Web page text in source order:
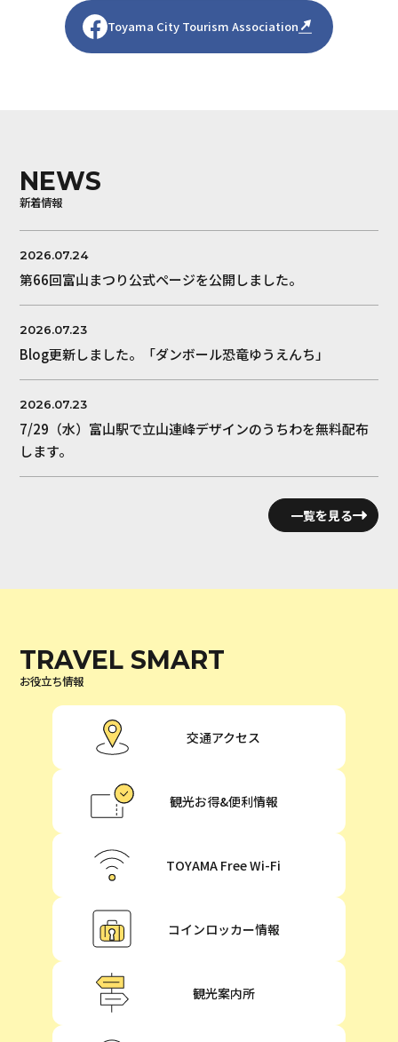
Toyama City Tourism Association
新着情報
NEWS
2026.07.24
第66回富山まつり公式ページを公開しました。
2026.07.23
Blog更新しました。「ダンボール恐竜ゆうえんち」
2026.07.23
7/29（水）富山駅で立山連峰デザインのうちわを無料配布
します。
一覧を見る
お役立ち情報
TRAVEL SMART
交通アクセス
観光お得&便利情報
TOYAMA Free Wi-Fi
コインロッカー情報
観光案内所